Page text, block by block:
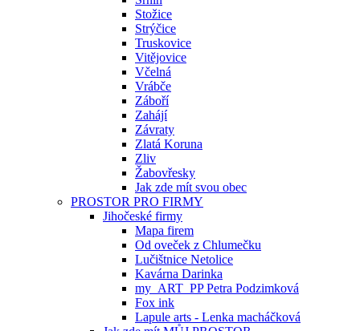
Stožice
Strýčice
Truskovice
Vitějovice
Včelná
Vrábče
Záboří
Zahájí
Závraty
Zlatá Koruna
Zliv
Žabovřesky
Jak zde mít svou obec
PROSTOR PRO FIRMY
Jihočeské firmy
Mapa firem
Od oveček z Chlumečku
Lučištnice Netolice
Kavárna Darinka
my_ART_PP Petra Podzimková
Fox ink
Lapule arts - Lenka macháčková